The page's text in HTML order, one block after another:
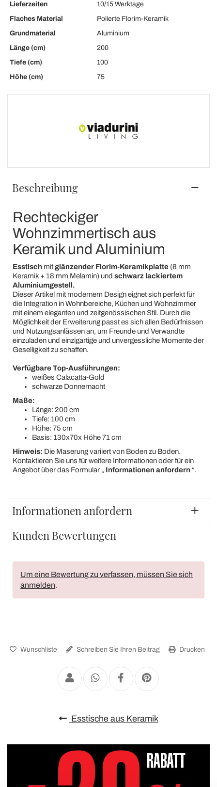
Lieferzeiten
10/15 Werktage
Flaches Material
Polierte Florim-Keramik
Grundmaterial
Aluminium
Länge (cm)
200
Tiefe (cm)
100
Höhe (cm)
75
Beschreibung
Rechteckiger
Wohnzimmertisch aus
Keramik und Aluminium
Esstisch mitglänzender Florim-Keramikplatte(6 mm
Keramik + 18 mm Melamin) und schwarz lackiertem
Aluminiumgestell.
Dieser Artikel mit modernem Design eignet sich perfekt für
die Integration in Wohnbereiche, Küchen und Wohnzimmer
mit einem eleganten und zeitgenössischen Stil. Durch die
Möglichkeit der Erweiterung passt es sich allen Bedürfnissen
und Nutzungsanlässen an, um Freunde und Verwandte
einzuladen und einzigartige und unvergessliche Momente der
Geselligkeit zu schaffen.
Verfügbare Top-Ausführungen:
weißes Calacatta-Gold
schwarze Donnernacht
Maße:
Länge: 200 cm
Tiefe: 100 cm
Höhe: 75 cm
Basis: 130x70x Höhe 71 cm
Hinweis: Die Maserung variiert von Boden zu Boden.
Kontaktieren Sie uns für weitere Informationen oder für ein
Angebot über das Formular „ Informationen anfordern “.
Informationen anfordern
Kunden Bewertungen
Um eine Bewertung zu verfassen, müssen Sie sich
anmelden.
Wunschliste Schreiben Sie Ihren Beitrag Drucken
Esstische aus Keramik